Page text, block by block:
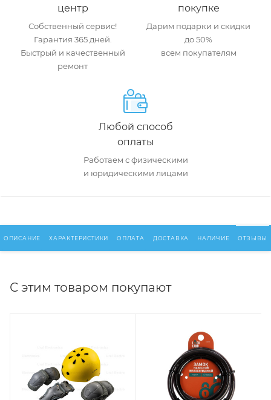
центр
Собственный сервис!
Гарантия 365 дней.
Быстрый и качественный
ремонт
покупке
Дарим подарки и скидки
до 50%
всем покупателям
Любой способ
оплаты
Работаем с физическими
и юридическими лицами
ОПИСАНИЕ ХАРАКТЕРИСТИКИ ОПЛАТА ДОСТАВКА НАЛИЧИЕ ОТЗЫВЫ
С этим товаром покупают